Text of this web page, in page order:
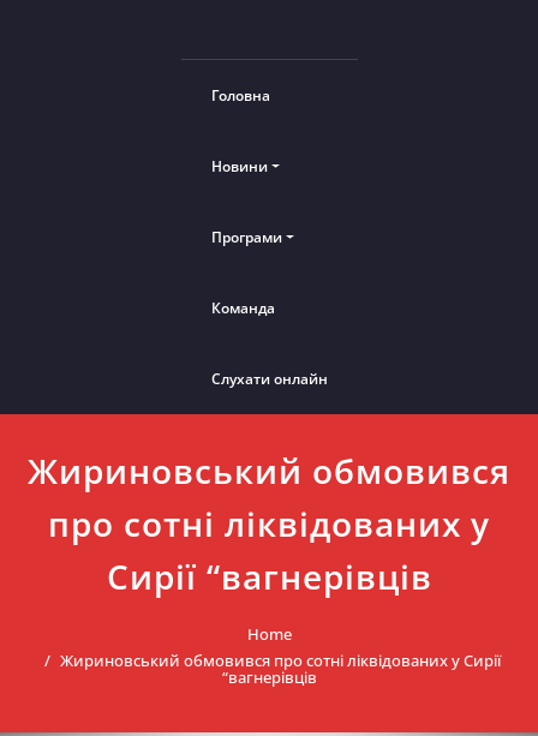
Головна
Новини
Програми
Команда
Слухати онлайн
Жириновський обмовився
про сотні ліквідованих у
Сирії “вагнерівців
Home
Жириновський обмовився про сотні ліквідованих у Сирії
“вагнерівців